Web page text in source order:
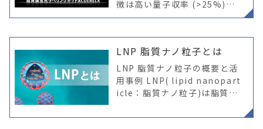
徴は高い量子収率 (>25%)と
特異性にあります。蛍光色素
にのみ蛍光強度の大幅な増加
が観察され、その際に色素
LNP 脂質ナノ粒子とは
LNP 脂質ナノ粒子の概要と活
用事例 LNP( lipid nanopart
icle：脂質ナノ粒子)は脂質を
子であり、DDS(drug delive